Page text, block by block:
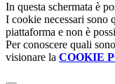
In questa schermata è
I cookie necessari sono
piattaforma e non è
Per conoscere quali
visionare la COOKIE